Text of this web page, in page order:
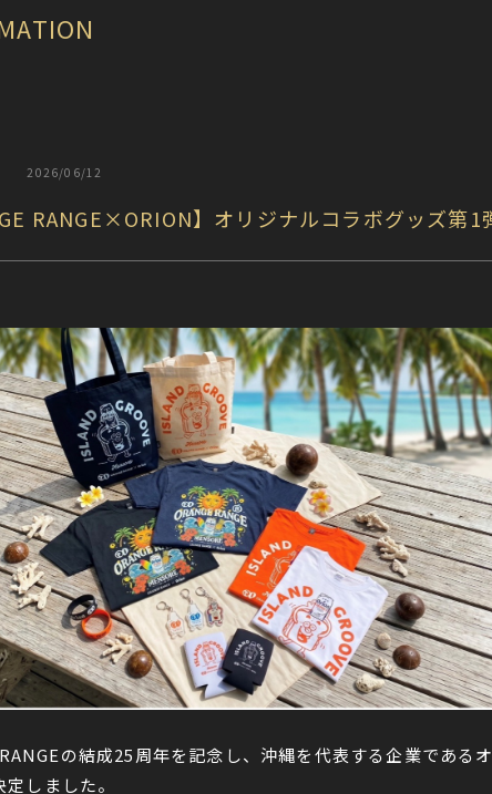
2026/06/12
RANGE×ORION】オリジナルコラボグッズ第1
の結成25周年を記念し、沖縄を代表する企業であ
しました。